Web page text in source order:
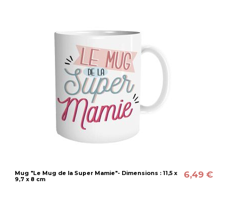
Mug "Le Mug de la Super Mamie"- Dimensions : 11,5 x
9,7 x 8 cm
6,49 €